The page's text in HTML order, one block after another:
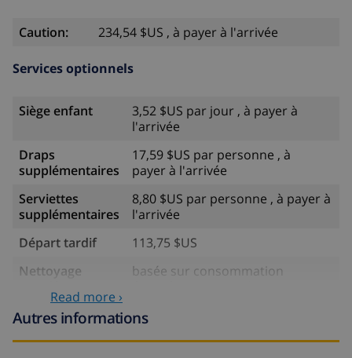
Caution: 234,54 $US , à payer à l'arrivée
Services optionnels
Siège enfant
3,52 $US par jour , à payer à
l'arrivée
Draps
supplémentaires
17,59 $US par personne , à
payer à l'arrivée
Serviettes
supplémentaires
8,80 $US par personne , à payer à
l'arrivée
Départ tardif
113,75 $US
Nettoyage
basée sur consommation
Fonds
4.80% du montant total
Read more ›
Autres informations